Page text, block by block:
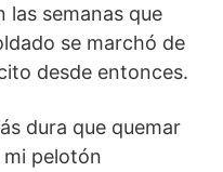
las semanas que
se marchó de
desde entonces.
dura que quemar
mi pelotón